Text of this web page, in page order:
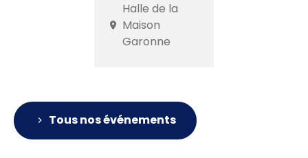
Halle de la
Maison
Garonne
Tous nos événements